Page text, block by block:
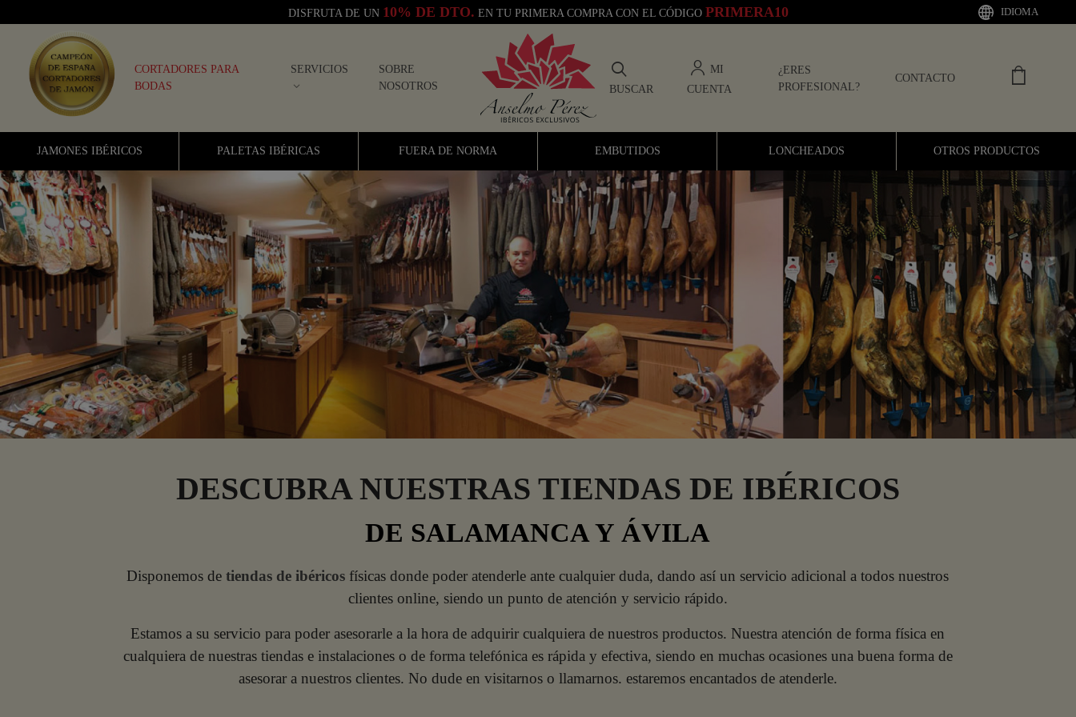
DISFRUTA DE UN 10% DE DTO. EN TU PRIMERA COMPRA CON EL CÓDIGO PRIMERA10 IDIOMA
CORTADORES PARA
BODAS
SERVICIOS
SOBRE
NOSOTROS
Anselmo Pérez Tienda de Jamones Ibéricos
BUSCAR
MI
CUENTA
¿ERES
PROFESIONAL?
CONTACTO
JAMONES IBÉRICOS PALETAS IBÉRICAS FUERA DE NORMA EMBUTIDOS LONCHEADOS OTROS PRODUCTOS
DESCUBRA NUESTRAS TIENDAS DE IBÉRICOS
DE SALAMANCA Y ÁVILA
Disponemos detiendas de ibéricos físicas donde poder atenderle ante cualquier duda, dando así un servicio adicional a todos nuestros
clientes online, siendo un punto de atención y servicio rápido.
Estamos a su servicio para poder asesorarle a la hora de adquirir cualquiera de nuestros productos. Nuestra atención de forma física en
cualquiera de nuestras tiendas e instalaciones o de forma telefónica es rápida y efectiva, siendo en muchas ocasiones una buena forma de
asesorar a nuestros clientes. No dude en visitarnos o llamarnos. estaremos encantados de atenderle.